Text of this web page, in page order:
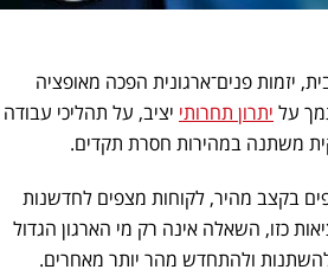
יזמות פנים־ארגונית הפכה מאופציה
על יתרון תחרותי יציב, על תהליכי עבודה
משתנה במהירות חסרת תקדים.
בקצב מהיר, לקוחות מצפים לחדשנות
כזו, השאלה אינה רק מי הארגון הגדול
ולהתחדש מהר יותר מאחרים.